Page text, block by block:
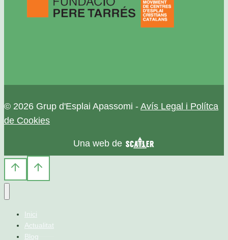
© 2026 Grup d'Esplai Apassomi - Avís Legal i Polítca
de Cookies
Una web de
Inici
Actualitat
Blog